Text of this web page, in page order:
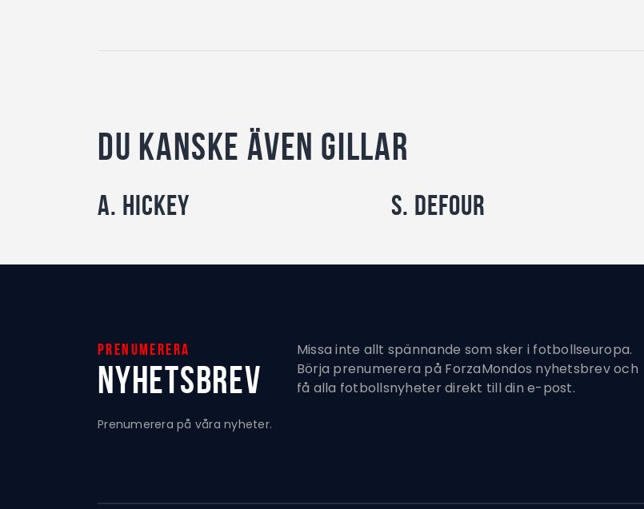
Du kanske även gillar
A. Hickey S. Defour
Prenumerera
Nyhetsbrev
Prenumerera på våra nyheter.
Missa inte allt spännande som sker i fotbollseuropa.
Börja prenumerera på ForzaMondos nyhetsbrev och
få alla fotbollsnyheter direkt till din e-post.